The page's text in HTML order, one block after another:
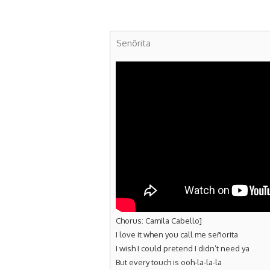
Senõrita
Chorus: Camila Cabello]
I love it when you call me señorita
I wish I could pretend I didn’t need ya
But every touch is ooh-la-la-la